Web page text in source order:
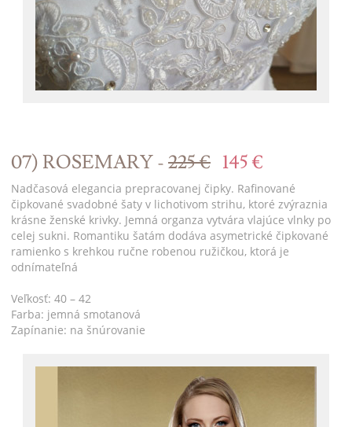
07) ROSEMARY -225 € 145 €
Nadčasová elegancia prepracovanej čipky. Rafinované
čipkované svadobné šaty v lichotivom strihu, ktoré zvýraznia
krásne ženské krivky. Jemná organza vytvára vlajúce vlnky po
celej sukni. Romantiku šatám dodáva asymetrické čipkované
ramienko s krehkou ručne robenou ružičkou, ktorá je
odnímateľná
Veľkosť: 40 – 42
Farba: jemná smotanová
Zapínanie: na šnúrovanie